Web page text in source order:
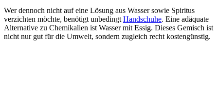
Wer dennoch nicht auf eine Lösung aus Wasser sowie Spiritus
verzichten möchte, benötigt unbedingt Handschuhe. Eine adäquate
Alternative zu Chemikalien ist Wasser mit Essig. Dieses Gemisch ist
nicht nur gut für die Umwelt, sondern zugleich recht kostengünstig.